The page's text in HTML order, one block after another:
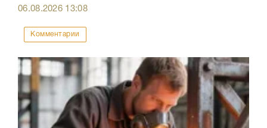
06.08.2026 13:08
Комментарии